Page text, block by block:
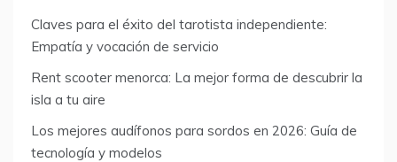
Claves para el éxito del tarotista independiente:
Empatía y vocación de servicio
Rent scooter menorca: La mejor forma de descubrir la
isla a tu aire
Los mejores audífonos para sordos en 2026: Guía de
tecnología y modelos